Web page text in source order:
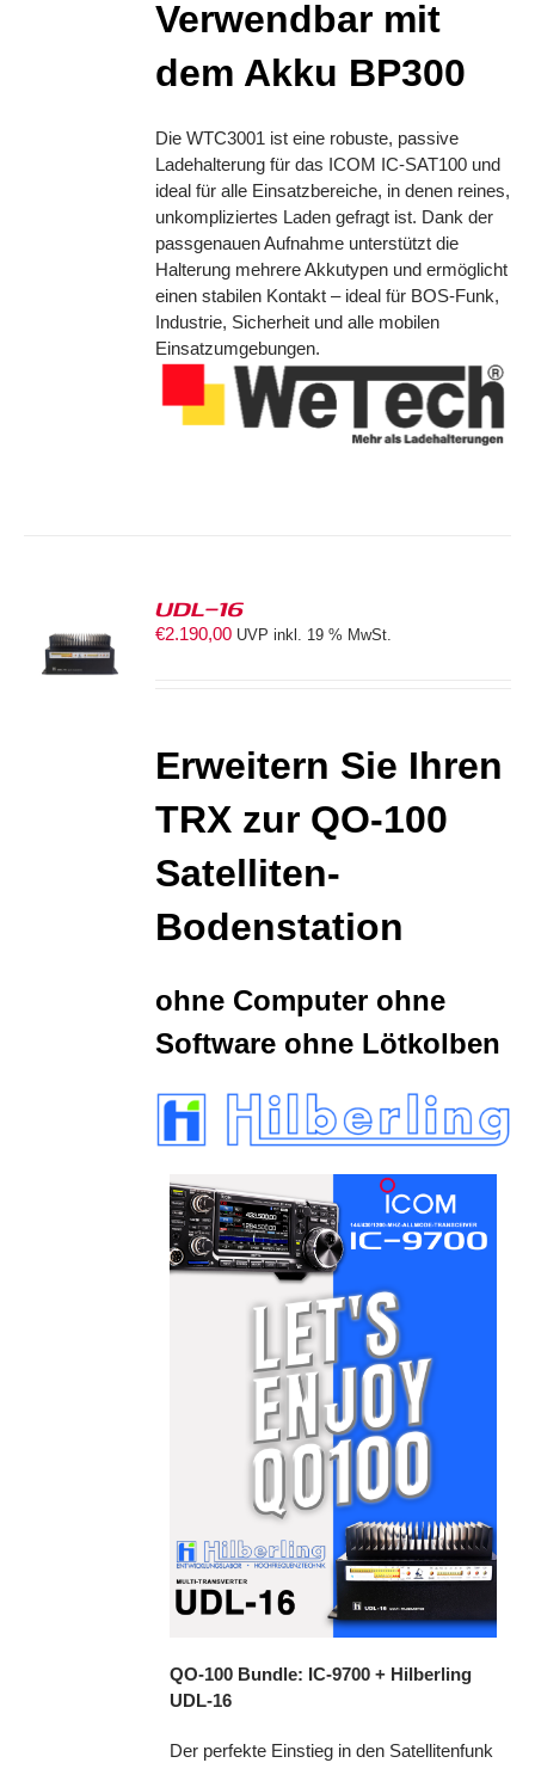
Verwendbar mit
dem Akku BP300
Die WTC3001 ist eine robuste, passive
Ladehalterung für das ICOM IC-SAT100 und
ideal für alle Einsatzbereiche, in denen reines,
unkompliziertes Laden gefragt ist. Dank der
passgenauen Aufnahme unterstützt die
Halterung mehrere Akkutypen und ermöglicht
einen stabilen Kontakt – ideal für BOS-Funk,
Industrie, Sicherheit und alle mobilen
Einsatzumgebungen.
UDL-16
€2.190,00 UVP inkl. 19 % MwSt.
Erweitern Sie Ihren
TRX zur QO-100
Satelliten-
Bodenstation
ohne Computer ohne
Software ohne Lötkolben
QO-100 Bundle: IC-9700 + Hilberling
UDL-16
Der perfekte Einstieg in den Satellitenfunk